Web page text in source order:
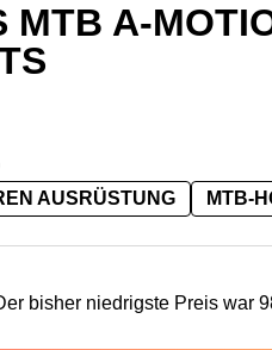
MTB A-
AUSRÜSTUNG MTB-
war: 109,95 €
bisher niedrigste Preis war